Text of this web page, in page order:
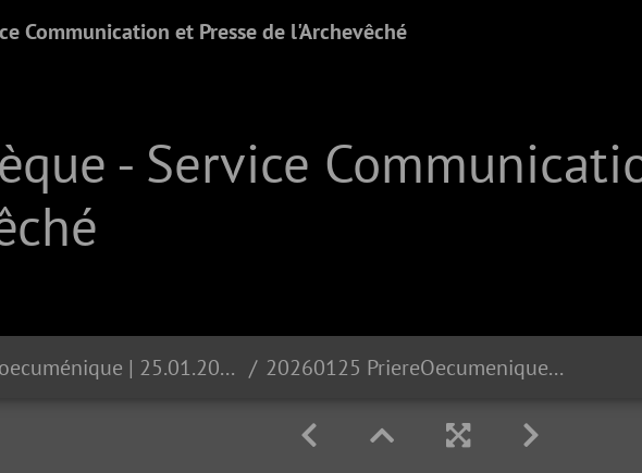
Communication et Presse de l'Archevêché
- Service
Prière oecuménique | 25.01.2026 20260125 PriereOecumenique DSC 4030